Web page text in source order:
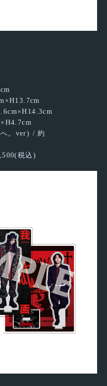
。ver) / 約
税込)